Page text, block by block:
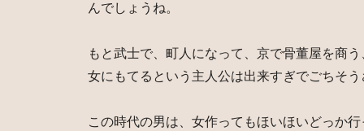
んでしょうね。
もと武士で、町人になって、京で骨董屋を商
女にもてるという主人公は出来すぎでごちそう
この時代の男は、女作ってもほいほいどっか